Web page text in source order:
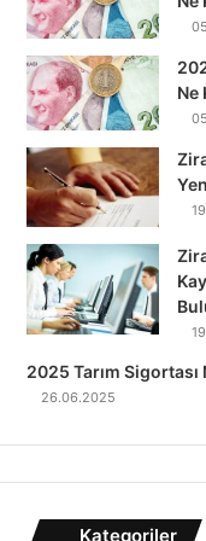
Ne
2025 Tarım Sigortası
26.06.2025
Kategoriler